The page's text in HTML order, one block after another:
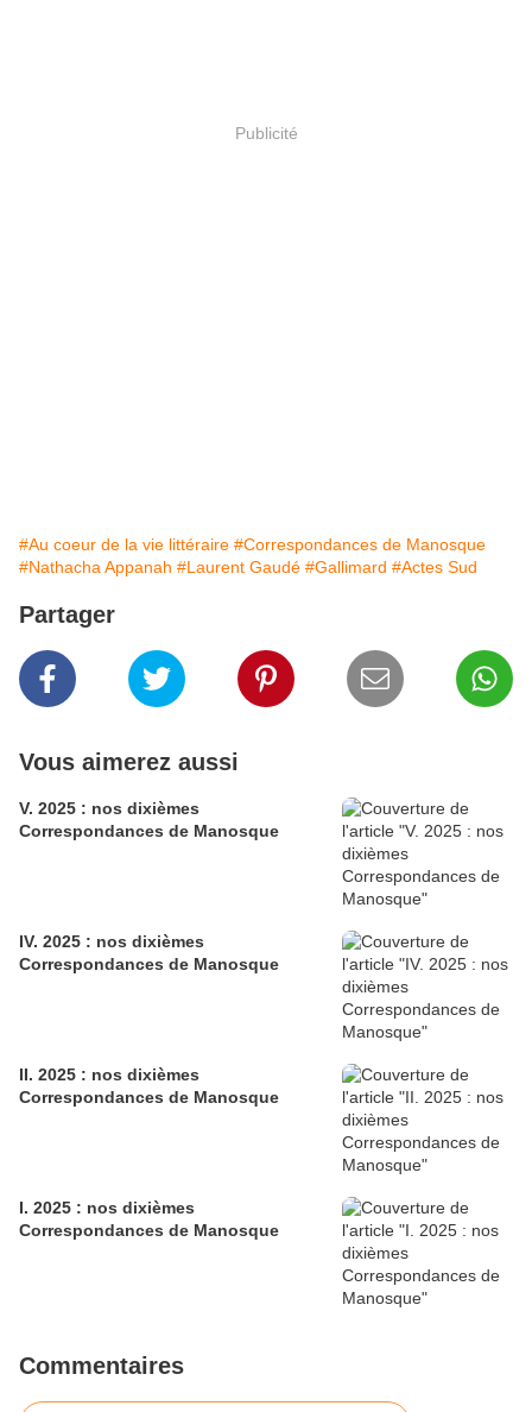
Publicité
#Au coeur de la vie littéraire #Correspondances de Manosque
#Nathacha Appanah #Laurent Gaudé #Gallimard #Actes Sud
Partager
Vous aimerez aussi
V. 2025 : nos dixièmes
Correspondances de Manosque
IV. 2025 : nos dixièmes
Correspondances de Manosque
II. 2025 : nos dixièmes
Correspondances de Manosque
I. 2025 : nos dixièmes
Correspondances de Manosque
Commentaires